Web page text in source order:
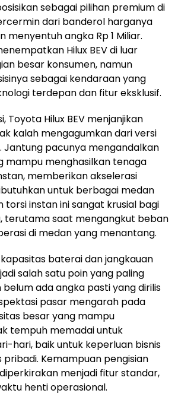
sebagai pilihan premium di
dari banderol harganya
menyentuh angka Rp 1 Miliar.
Hilux BEV di luar
besar konsumen, namun
sebagai kendaraan yang
terdepan dan fitur eksklusif.
Toyota Hilux BEV menjanjikan
kalah mengagumkan dari versi
Jantung pacunya mengandalkan
mampu menghasilkan tenaga
memberikan akselerasi
untuk berbagai medan
torsi instan ini sangat krusial bagi
terutama saat mengangkut beban
di medan yang menantang.
baterai dan jangkauan
salah satu poin yang paling
belum ada angka pasti yang dirilis
pasar mengarah pada
besar yang mampu
tempuh memadai untuk
hari, baik untuk keperluan bisnis
Kemampuan pengisian
menjadi fitur standar,
henti operasional.